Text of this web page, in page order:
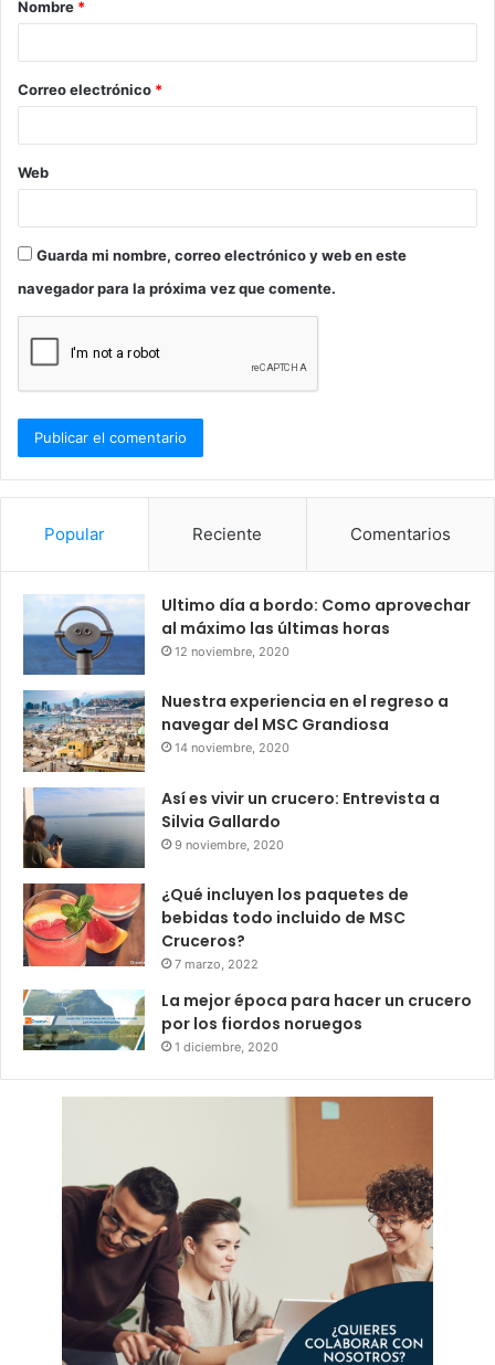
r
*
Nombre *
Correo electrónico *
Web
Guarda mi nombre, correo electrónico y web en este
navegador para la próxima vez que comente.
Popular Reciente Comentarios
Ultimo día a bordo: Como aprovechar
al máximo las últimas horas
12 noviembre, 2020
Nuestra experiencia en el regreso a
navegar del MSC Grandiosa
14 noviembre, 2020
Así es vivir un crucero: Entrevista a
Silvia Gallardo
9 noviembre, 2020
¿Qué incluyen los paquetes de
bebidas todo incluido de MSC
Cruceros?
7 marzo, 2022
La mejor época para hacer un crucero
por los fiordos noruegos
1 diciembre, 2020